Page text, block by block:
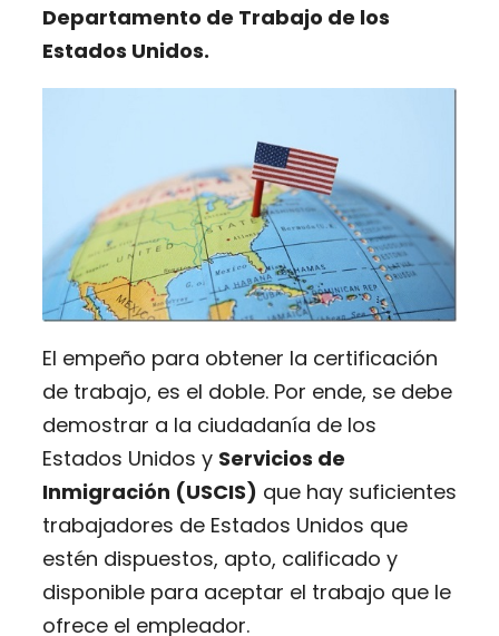
Departamento de Trabajo de los
Estados Unidos.
El empeño para obtener la certificación
de trabajo, es el doble. Por ende, se debe
demostrar a la ciudadanía de los
Estados Unidos y Servicios de
Inmigración (USCIS) que hay suficientes
trabajadores de Estados Unidos que
estén dispuestos, apto, calificado y
disponible para aceptar el trabajo que le
ofrece el empleador.